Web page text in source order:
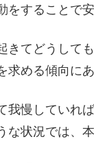
をすることで
きてどうして
求める傾向にあ
我慢していれ
な状況では、